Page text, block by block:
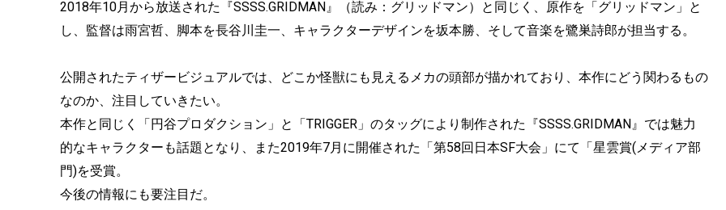
2018年10月から放送された『SSSS.GRIDMAN』（読み：グリッドマン）と同じく、原作を「グリッドマン」と
し、監督は雨宮哲、脚本を長谷川圭一、キャラクターデザインを坂本勝、そして音楽を鷺巣詩郎が担当する。
公開されたティザービジュアルでは、どこか怪獣にも見えるメカの頭部が描かれており、本作にどう関わるもの
なのか、注目していきたい。
本作と同じく「円谷プロダクション」と「TRIGGER」のタッグにより制作された『SSSS.GRIDMAN』では魅力
的なキャラクターも話題となり、また2019年7月に開催された「第58回日本SF大会」にて「星雲賞(メディア部
門)を受賞。
今後の情報にも要注目だ。